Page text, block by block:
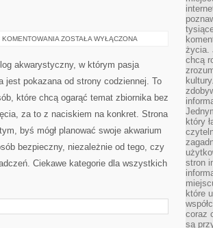
PROBLEMY
ZOSTAŁA WYŁĄCZONA
akwarystyczny, w którym pasja
jest pokazana od strony codziennej. To
które chcą ogarąć temat zbiornika bez
za to z naciskiem na konkret. Strona
byś mógł planować swoje akwarium
bezpieczny, niezależnie od tego, czy
Ciekawe kategorie dla wszystkich
życia.
chcą
który
stron
które
coraz
są